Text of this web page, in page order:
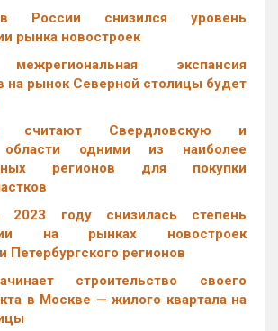
России снизился уровень
рынка новостроек
экспансия
на рынок Северной столицы будет
считают Свердловскую и
одними из наиболее
регионов для покупки
2023 году снизилась степень
на рынках новостроек
Петербургского регионов
строительство своего
в Москве — жилого квартала на